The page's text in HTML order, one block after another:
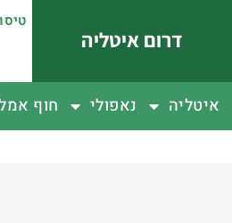
דרום איטליה
איטליה נאפולי חוף